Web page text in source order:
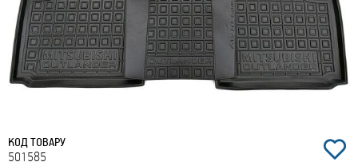
КОД ТОВАРУ
501585